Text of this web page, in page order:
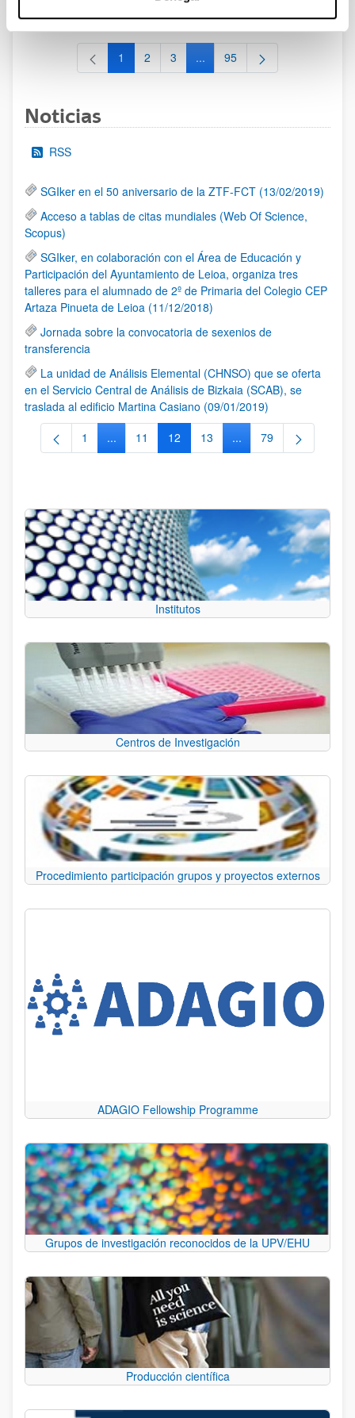
al 30/07/2026 (ambos incluídos)
Página
1 Página
2 Página
3 ...Páginas intermedias Use TAB
Página
95
Noticias
RSS
SGIker en el 50 aniversario de la ZTF-FCT (13/02/2019)
Acceso a tablas de citas mundiales (Web Of Science,
Scopus)
SGIker, en colaboración con el Área de Educación y
Participación del Ayuntamiento de Leioa, organiza tres
talleres para el alumnado de 2º de Primaria del Colegio CEP
Artaza Pinueta de Leioa (11/12/2018)
Jornada sobre la convocatoria de sexenios de
transferencia
La unidad de Análisis Elemental (CHNSO) que se oferta
en el Servicio Central de Análisis de Bizkaia (SCAB), se
traslada al edificio Martina Casiano (09/01/2019)
Página
1 ...Páginas intermedias Use TAB para desplazarse.
Página
11 Página
12 Página
13 ...Páginas intermedias
Página
79
Institutos
Centros de Investigación
Procedimiento participación grupos y proyectos externos
ADAGIO Fellowship Programme
Grupos de investigación reconocidos de la UPV/EHU
Producción científica